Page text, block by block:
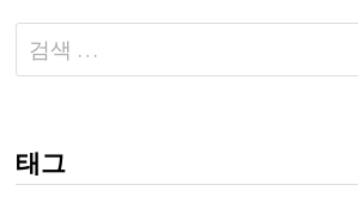
다
음
태그